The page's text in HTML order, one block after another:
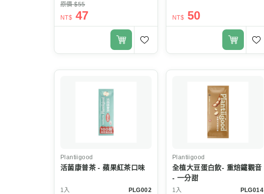
原價 $55
NT$ 47 NT$ 50
Plantiigood
活菌康普茶 - 蘋果紅茶口味
1入 PLG002
Plantiigood
全植大豆蛋白飲- 重焙鐵觀音
- 一分甜
1入 PLG014